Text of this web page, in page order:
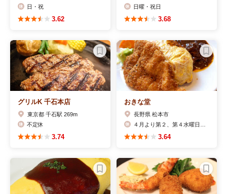
日・祝
3.62
日曜・祝日
3.68
グリルK 千石本店
東京都 千石駅 269m
不定休
3.74
おきな堂
長野県 松本市
3.64